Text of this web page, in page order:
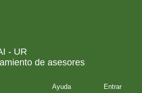
- UR
de asesores
Ayuda